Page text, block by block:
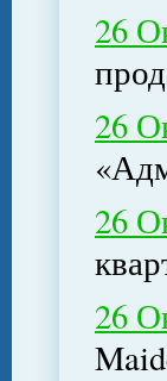
26
26
26
26